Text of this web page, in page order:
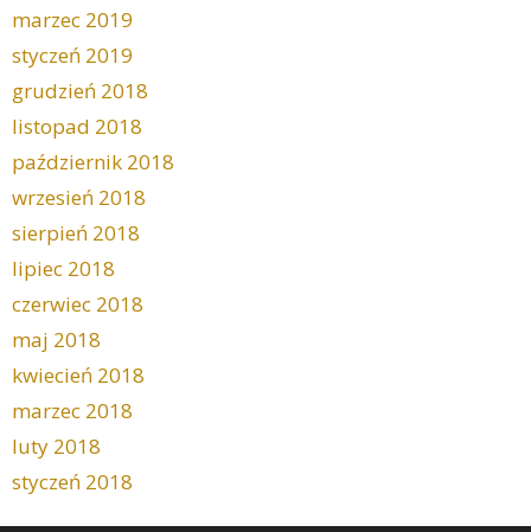
marzec 2019
styczeń 2019
grudzień 2018
listopad 2018
październik 2018
wrzesień 2018
sierpień 2018
lipiec 2018
czerwiec 2018
maj 2018
kwiecień 2018
marzec 2018
luty 2018
styczeń 2018